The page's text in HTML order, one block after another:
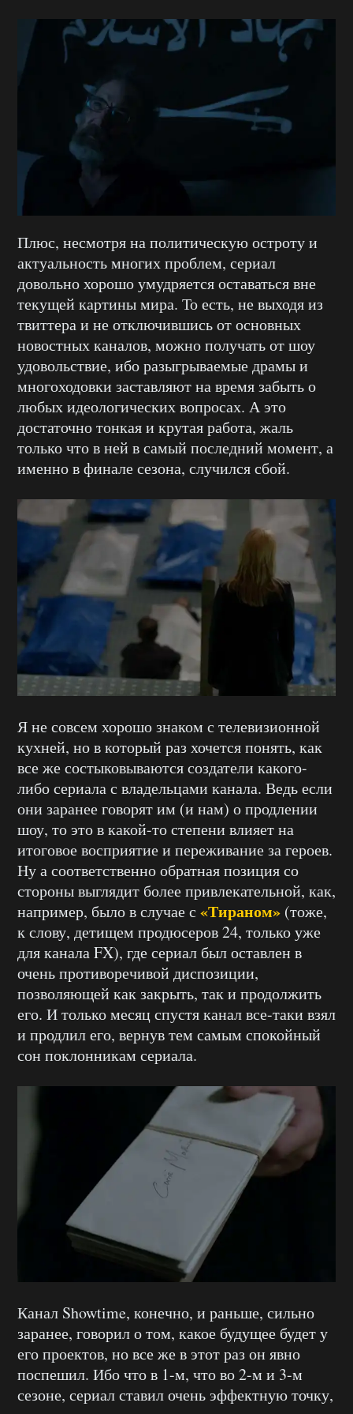
Плюс, несмотря на политическую остроту и
актуальность многих проблем, сериал
довольно хорошо умудряется оставаться вне
текущей картины мира. То есть, не выходя из
твиттера и не отключившись от основных
новостных каналов, можно получать от шоу
удовольствие, ибо разыгрываемые драмы и
многоходовки заставляют на время забыть о
любых идеологических вопросах. А это
достаточно тонкая и крутая работа, жаль
только что в ней в самый последний момент, а
именно в финале сезона, случился сбой.
Я не совсем хорошо знаком с телевизионной
кухней, но в который раз хочется понять, как
все же состыковываются создатели какого-
либо сериала с владельцами канала. Ведь если
они заранее говорят им (и нам) о продлении
шоу, то это в какой-то степени влияет на
итоговое восприятие и переживание за героев.
Ну а соответственно обратная позиция со
стороны выглядит более привлекательной, как,
например, было в случае с «Тираном» (тоже,
к слову, детищем продюсеров 24, только уже
для канала FX), где сериал был оставлен в
очень противоречивой диспозиции,
позволяющей как закрыть, так и продолжить
его. И только месяц спустя канал все-таки взял
и продлил его, вернув тем самым спокойный
сон поклонникам сериала.
Канал Showtime, конечно, и раньше, сильно
заранее, говорил о том, какое будущее будет у
его проектов, но все же в этот раз он явно
поспешил. Ибо что в 1-м, что во 2-м и 3-м
сезоне, сериал ставил очень эффектную точку,